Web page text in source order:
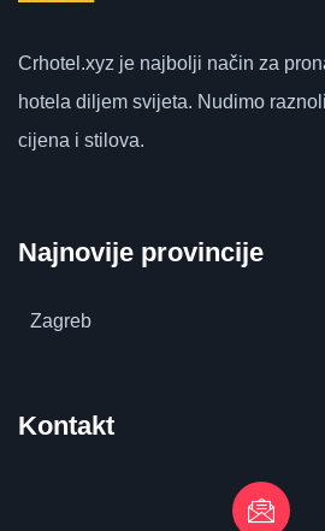
Crhotel.xyz je najbolji način za
hotela diljem svijeta. Nudimo
cijena i stilova.
Najnovije provincije
Zagreb
Kontakt